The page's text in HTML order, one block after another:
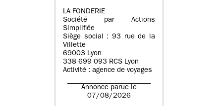
LA FONDERIE
Société par Actions
Simplifiée
Siège social : 93 rue de la
Villette
69003 Lyon
338 699 093 RCS Lyon
Activité : agence de voyages
Annonce parue le
07/08/2026